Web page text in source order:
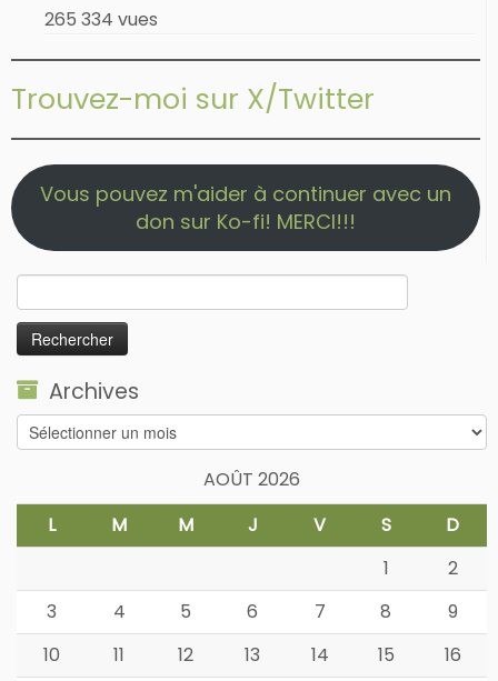
265 334 vues
Trouvez-moi sur X/Twitter
Vous pouvez m'aider à continuer avec un
don sur Ko-fi! MERCI!!!
Archives
Archives
AOÛT 2026
L
M M J V S
D
1
2
3
4 5 6 7 8
9
10
11 12 13 14 15
16